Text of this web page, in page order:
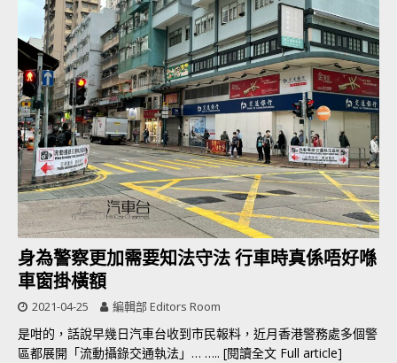
身為警察更加需要知法守法 行車時真係唔好喺
車窗掛橫額
2021-04-25 編輯部 Editors Room
是咁的，話說早幾日汽車台收到市民報料，近月香港警務處多個警
區都展開「流動攝錄交通執法」… ….. [閱讀全文 Full article]